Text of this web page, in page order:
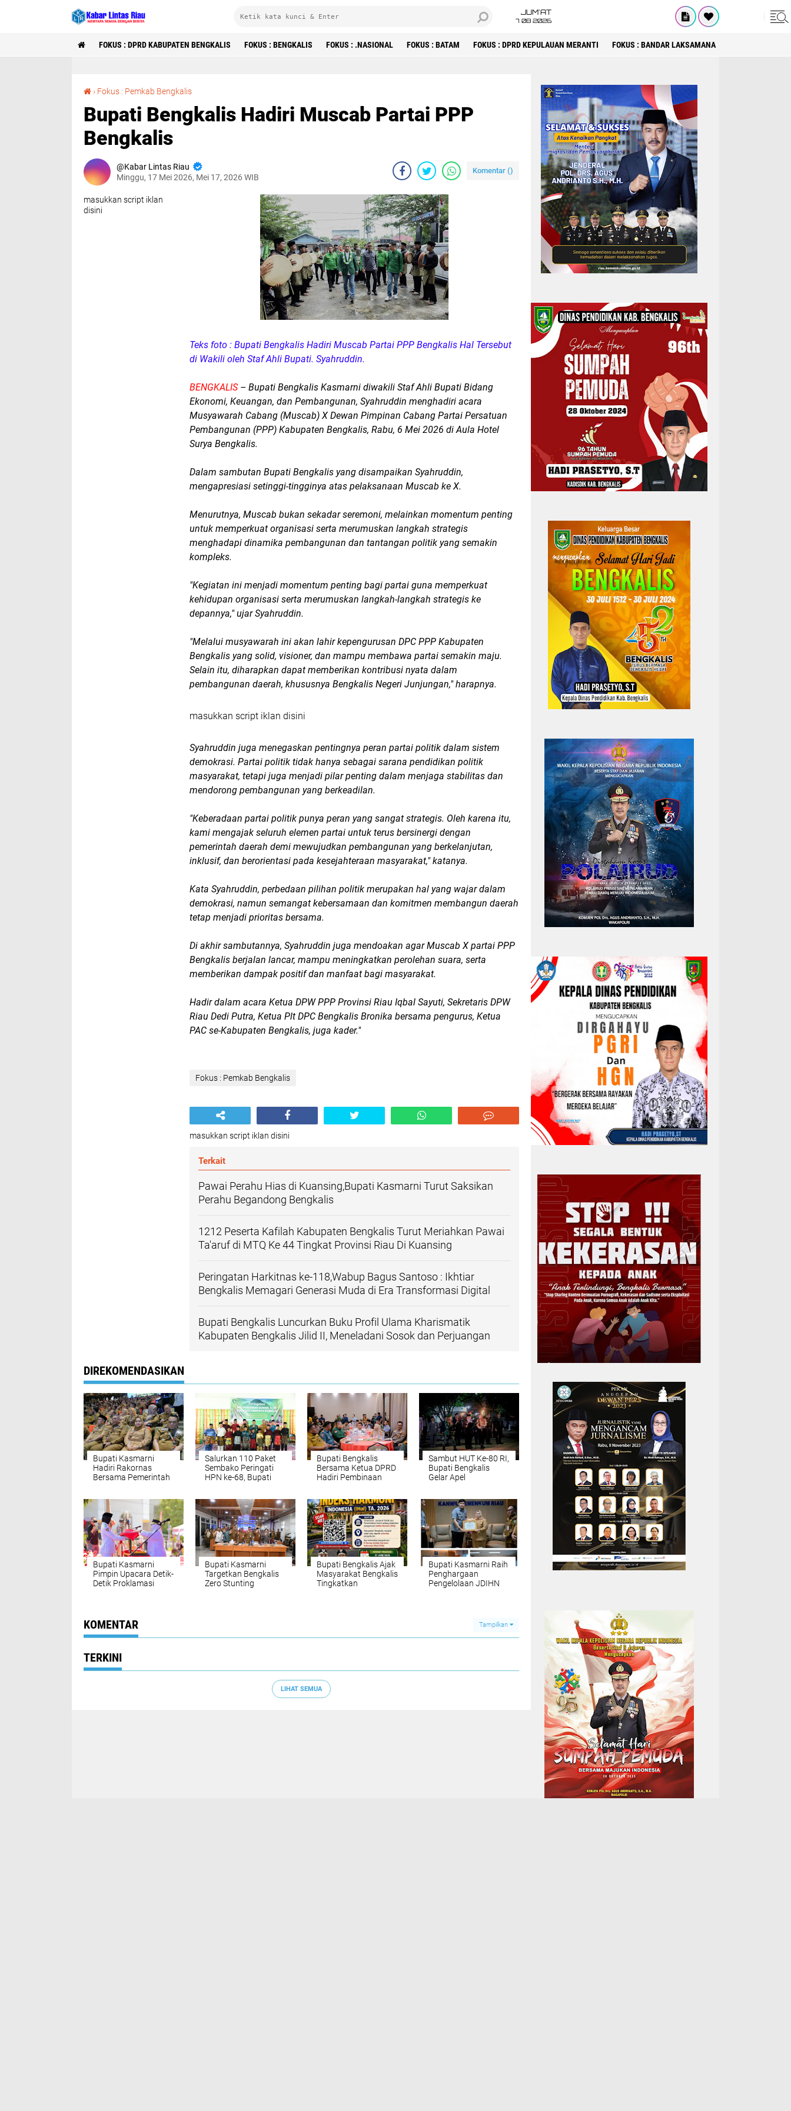
JUM'AT
7 08 2026
FOKUS : DPRD KABUPATEN BENGKALIS FOKUS : BENGKALIS FOKUS : .NASIONAL FOKUS : BATAM FOKUS : DPRD KEPULAUAN MERANTI FOKUS : BANDAR LAKSAMANA
› Fokus : Pemkab Bengkalis
Bupati Bengkalis Hadiri Muscab Partai PPP
Bengkalis
Kabar Lintas Riau
Minggu, 17 Mei 2026, Mei 17, 2026 WIB
Komentar ()
masukkan script iklan
disini
Teks foto : Bupati Bengkalis Hadiri Muscab Partai PPP Bengkalis Hal Tersebut
di Wakili oleh Staf Ahli Bupati. Syahruddin.
BENGKALIS– Bupati Bengkalis Kasmarni diwakili Staf Ahli Bupati Bidang
Ekonomi, Keuangan, dan Pembangunan, Syahruddin menghadiri acara
Musyawarah Cabang (Muscab) X Dewan Pimpinan Cabang Partai Persatuan
Pembangunan (PPP) Kabupaten Bengkalis, Rabu, 6 Mei 2026 di Aula Hotel
Surya Bengkalis.
Dalam sambutan Bupati Bengkalis yang disampaikan Syahruddin,
mengapresiasi setinggi-tingginya atas pelaksanaan Muscab ke X.
Menurutnya, Muscab bukan sekadar seremoni, melainkan momentum penting
untuk memperkuat organisasi serta merumuskan langkah strategis
menghadapi dinamika pembangunan dan tantangan politik yang semakin
kompleks.
"Kegiatan ini menjadi momentum penting bagi partai guna memperkuat
kehidupan organisasi serta merumuskan langkah-langkah strategis ke
depannya," ujar Syahruddin.
"Melalui musyawarah ini akan lahir kepengurusan DPC PPP Kabupaten
Bengkalis yang solid, visioner, dan mampu membawa partai semakin maju.
Selain itu, diharapkan dapat memberikan kontribusi nyata dalam
pembangunan daerah, khususnya Bengkalis Negeri Junjungan," harapnya.
masukkan script iklan disini
Syahruddin juga menegaskan pentingnya peran partai politik dalam sistem
demokrasi. Partai politik tidak hanya sebagai sarana pendidikan politik
masyarakat, tetapi juga menjadi pilar penting dalam menjaga stabilitas dan
mendorong pembangunan yang berkeadilan.
"Keberadaan partai politik punya peran yang sangat strategis. Oleh karena itu,
kami mengajak seluruh elemen partai untuk terus bersinergi dengan
pemerintah daerah demi mewujudkan pembangunan yang berkelanjutan,
inklusif, dan berorientasi pada kesejahteraan masyarakat," katanya.
Kata Syahruddin, perbedaan pilihan politik merupakan hal yang wajar dalam
demokrasi, namun semangat kebersamaan dan komitmen membangun daerah
tetap menjadi prioritas bersama.
Di akhir sambutannya, Syahruddin juga mendoakan agar Muscab X partai PPP
Bengkalis berjalan lancar, mampu meningkatkan perolehan suara, serta
memberikan dampak positif dan manfaat bagi masyarakat.
Hadir dalam acara Ketua DPW PPP Provinsi Riau Iqbal Sayuti, Sekretaris DPW
Riau Dedi Putra, Ketua Plt DPC Bengkalis Bronika bersama pengurus, Ketua
PAC se-Kabupaten Bengkalis, juga kader."
Fokus : Pemkab Bengkalis
masukkan script iklan disini
Terkait
Pawai Perahu Hias di Kuansing,Bupati Kasmarni Turut Saksikan
Perahu Begandong Bengkalis
1212 Peserta Kafilah Kabupaten Bengkalis Turut Meriahkan Pawai
Ta'aruf di MTQ Ke 44 Tingkat Provinsi Riau Di Kuansing
Peringatan Harkitnas ke-118,Wabup Bagus Santoso : Ikhtiar
Bengkalis Memagari Generasi Muda di Era Transformasi Digital
Bupati Bengkalis Luncurkan Buku Profil Ulama Kharismatik
Kabupaten Bengkalis Jilid II, Meneladani Sosok dan Perjuangan
DIREKOMENDASIKAN
Bupati Kasmarni
Hadiri Rakornas
Bersama Pemerintah
Prabowo Tekankan
Kerja Nyata dan
Keberpihakan pada
Rakyat
Salurkan 110 Paket
Sembako Peringati
HPN ke-68, Bupati
Bupati Bengkalis
Bersama Ketua DPRD
Hadiri Pembinaan
Kemendagri
Sambut HUT Ke-80 RI,
Bupati Bengkalis
Gelar Apel
TMP Kesuma Kesatria
Bengkalis
Bupati Kasmarni
Pimpin Upacara Detik-
Detik Proklamasi
Bupati Kasmarni
Targetkan Bengkalis
Zero Stunting
Bupati Bengkalis Ajak
Masyarakat Bengkalis
Tingkatkan
Bupati Kasmarni Raih
Penghargaan
Pengelolaan JDIHN
KOMENTAR Tampilkan
TERKINI
LIHAT SEMUA